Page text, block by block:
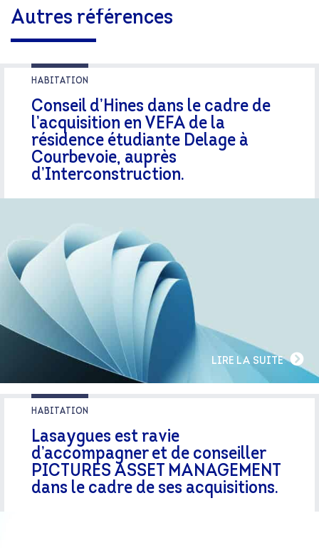
Autres références
HABITATION
Conseil d’Hines dans le cadre de
l’acquisition en VEFA de la
résidence étudiante Delage à
Courbevoie, auprès
d’Interconstruction.
LIRE LA SUITE
HABITATION
Lasaygues est ravie
d’accompagner et de conseiller
PICTURES ASSET MANAGEMENT
dans le cadre de ses acquisitions.